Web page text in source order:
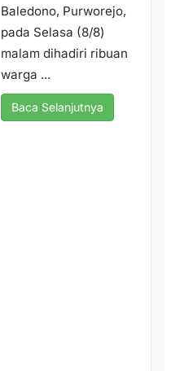
Baledono, Purworejo,
pada Selasa (8/8)
malam dihadiri ribuan
warga ...
Baca Selanjutnya